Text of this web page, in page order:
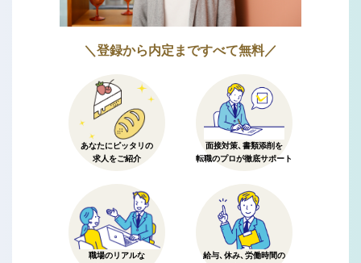
＼登録から内定まですべて無料／
あなたにピッタリの
求人をご紹介
面接対策、書類添削を
転職のプロが徹底サポート
職場のリアルな
給与、休み、労働時間の